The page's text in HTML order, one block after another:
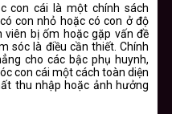
con cái là một chính sách
con nhỏ hoặc có con ở độ
viên bị ốm hoặc gặp vấn đề
sóc là điều cần thiết. Chính
cho các bậc phụ huynh,
con cái một cách toàn diện
thu nhập hoặc ảnh hưởng